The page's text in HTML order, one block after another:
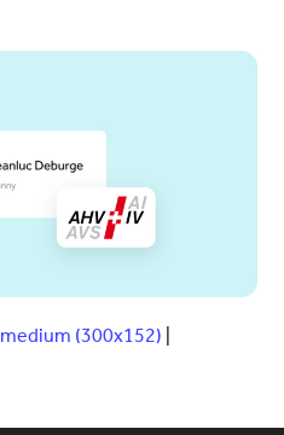
medium (300x152)